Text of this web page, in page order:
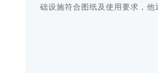
础设施符合图纸及使用要求，